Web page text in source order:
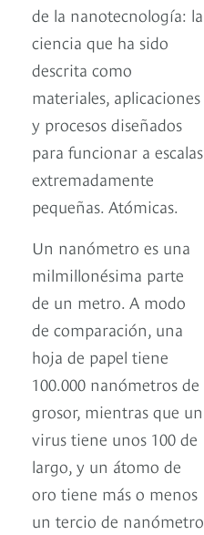
de la nanotecnología: la
ciencia que ha sido
descrita como
materiales, aplicaciones
y procesos diseñados
para funcionar a escalas
extremadamente
pequeñas. Atómicas.
Un nanómetro es una
milmillonésima parte
de un metro. A modo
de comparación, una
hoja de papel tiene
100.000 nanómetros de
grosor, mientras que un
virus tiene unos 100 de
largo, y un átomo de
oro tiene más o menos
un tercio de nanómetro